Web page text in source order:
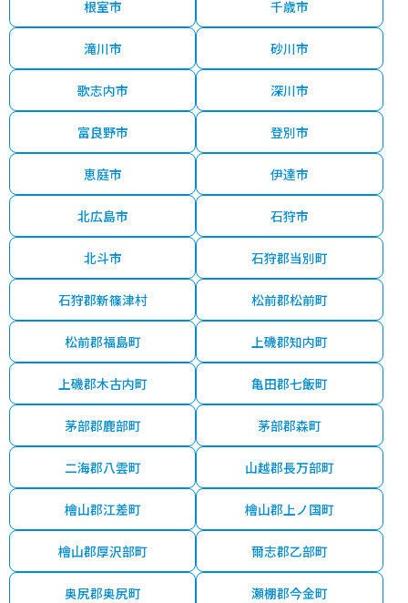
根室市 千歳市
滝川市 砂川市
歌志内市 深川市
富良野市 登別市
恵庭市 伊達市
北広島市 石狩市
北斗市 石狩郡当別町
石狩郡新篠津村 松前郡松前町
松前郡福島町 上磯郡知内町
上磯郡木古内町 亀田郡七飯町
茅部郡鹿部町 茅部郡森町
二海郡八雲町 山越郡長万部町
檜山郡江差町 檜山郡上ノ国町
檜山郡厚沢部町 爾志郡乙部町
奥尻郡奥尻町 瀬棚郡今金町